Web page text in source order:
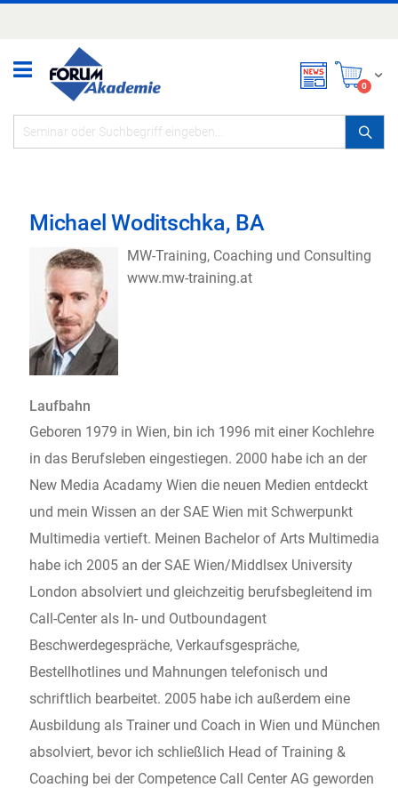
0items
Michael Woditschka, BA
MW-Training, Coaching und Consulting
www.mw-training.at
Laufbahn
Geboren 1979 in Wien, bin ich 1996 mit einer Kochlehre
in das Berufsleben eingestiegen. 2000 habe ich an der
New Media Acadamy Wien die neuen Medien entdeckt
und mein Wissen an der SAE Wien mit Schwerpunkt
Multimedia vertieft. Meinen Bachelor of Arts Multimedia
habe ich 2005 an der SAE Wien/Middlsex University
London absolviert und gleichzeitig berufsbegleitend im
Call-Center als In- und Outboundagent
Beschwerdegespräche, Verkaufsgespräche,
Bestellhotlines und Mahnungen telefonisch und
schriftlich bearbeitet. 2005 habe ich außerdem eine
Ausbildung als Trainer und Coach in Wien und München
absolviert, bevor ich schließlich Head of Training &
Coaching bei der Competence Call Center AG geworden